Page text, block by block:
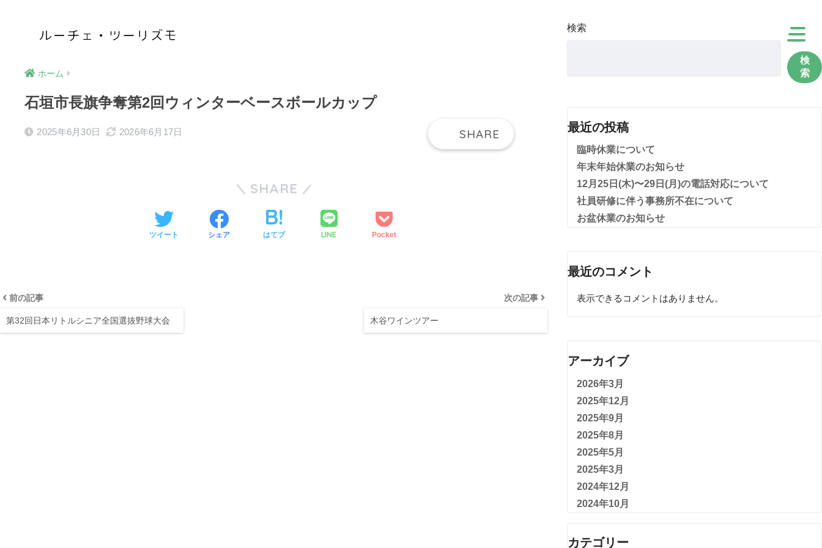
ホーム
石垣市長旗争奪第2回ウィンターベースボールカップ
2025年6月30日 2026年6月17日
SHARE
ツイート シェア はてブ LINE Pocket
前の記事
第32回日本リトルシニア全国選抜野球大会
次の記事
木谷ワインツアー
検索
検
索
最近の投稿
臨時休業について
年末年始休業のお知らせ
12月25日(木)〜29日(月)の電話対応について
社員研修に伴う事務所不在について
お盆休業のお知らせ
最近のコメント
表示できるコメントはありません。
アーカイブ
2026年3月
2025年12月
2025年9月
2025年8月
2025年5月
2025年3月
2024年12月
2024年10月
カテゴリー